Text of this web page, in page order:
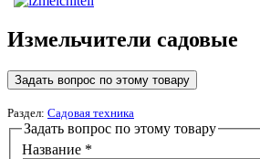
Измельчители садовые
Задать вопрос по этому товару
Раздел: Садовая техника
Задать вопрос по этому товару
Название *